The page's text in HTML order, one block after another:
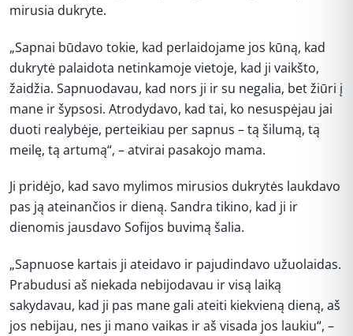
mirusia dukryte.
„Sapnai būdavo tokie, kad perlaidojame jos kūną, kad
dukrytė palaidota netinkamoje vietoje, kad ji vaikšto,
žaidžia. Sapnuodavau, kad nors ji ir su negalia, bet žiūri į
mane ir šypsosi. Atrodydavo, kad tai, ko nesuspėjau jai
duoti realybėje, perteikiau per sapnus – tą šilumą, tą
meilę, tą artumą“, – atvirai pasakojo mama.
Ji pridėjo, kad savo mylimos mirusios dukrytės laukdavo
pas ją ateinančios ir dieną. Sandra tikino, kad ji ir
dienomis jausdavo Sofijos buvimą šalia.
„Sapnuose kartais ji ateidavo ir pajudindavo užuolaidas.
Prabudusi aš niekada nebijodavau ir visą laiką
sakydavau, kad ji pas mane gali ateiti kiekvieną dieną, aš
jos nebijau, nes ji mano vaikas ir aš visada jos laukiu“, –